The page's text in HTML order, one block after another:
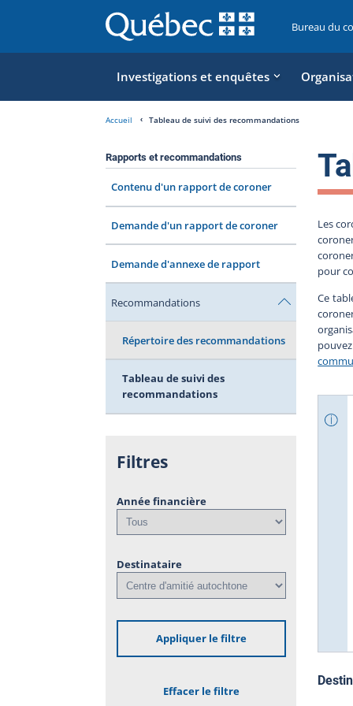
Bureau du
Investigations et enquêtes
Accueil Tableau de suivi des recommandations
Rapports et recommandations
Contenu d'un rapport de coroner
Demande d'un rapport de coroner
Demande d'annexe de rapport
Recommandations
Répertoire des recommandations
Tableau de suivi des
recommandations
Filtres
Année financière
Destinataire
Appliquer le filtre
Effacer le filtre
Les
pour
Ce